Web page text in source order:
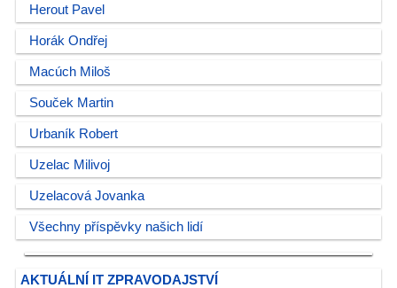
Herout Pavel
Horák Ondřej
Macúch Miloš
Souček Martin
Urbaník Robert
Uzelac Milivoj
Uzelacová Jovanka
Všechny příspěvky našich lidí
AKTUÁLNÍ IT ZPRAVODAJSTVÍ